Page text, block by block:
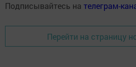
Подписывайтесь на телеграм-
Перейти на страницу